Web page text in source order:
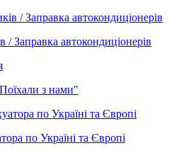
/ Заправка автокондиціонерів
з нами"
по Україні та Європі